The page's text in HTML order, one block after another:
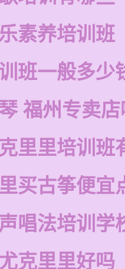
素养培训班
班一般多少
福州专卖
里里培训班
买古筝便宜
唱法培训学
克里里好吗